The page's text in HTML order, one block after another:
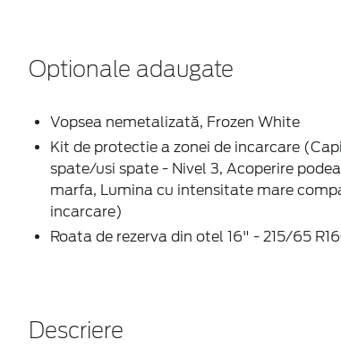
Optionale adaugate
Vopsea nemetalizată, Frozen White
Kit de protectie a zonei de incarcare
spate/usi spate - Nivel 3, Acoperire
marfa, Lumina cu intensitate mare
incarcare)
Roata de rezerva din otel 16" - 215/65
Descriere